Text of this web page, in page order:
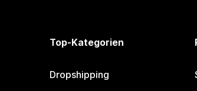
Top-Kategorien
Dropshipping